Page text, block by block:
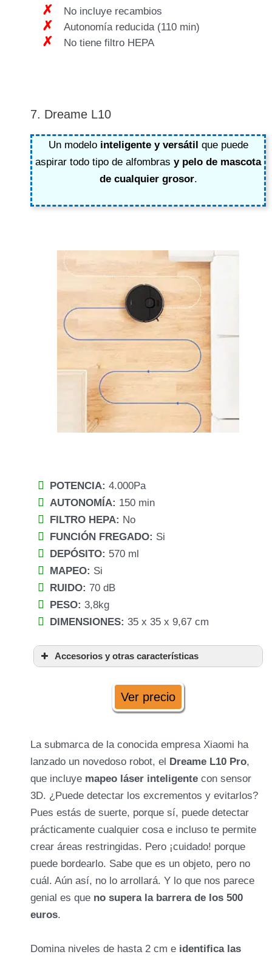
No incluye recambios
Autonomía reducida (110 min)
No tiene filtro HEPA
7. Dreame L10
Un modelo inteligente y versátil que puede
aspirar todo tipo de alfombras y pelo de mascota
de cualquier grosor.
POTENCIA: 4.000Pa
AUTONOMÍA: 150 min
FILTRO HEPA: No
FUNCIÓN FREGADO: Si
DEPÓSITO: 570 ml
MAPEO: Si
RUIDO: 70 dB
PESO: 3,8kg
DIMENSIONES: 35 x 35 x 9,67 cm
Accesorios y otras características
Accesorios:
Ver precio
La submarca de la conocida empresa Xiaomi ha
lanzado un novedoso robot, el
Dreame L10 Pro,
que incluye mapeo láser inteligente con sensor
3D. ¿Puede detectar los excrementos y evitarlos?
Pues estás de suerte, porque sí, puede detectar
prácticamente cualquier cosa e incluso te permite
crear áreas restringidas. Pero ¡cuidado! porque
puede bordearlo. Sabe que es un objeto, pero no
cuál. Aún así, no lo arrollará. Y lo que nos parece
genial es que no supera la barrera de los 500
euros.
Domina niveles de hasta 2 cm e identifica las